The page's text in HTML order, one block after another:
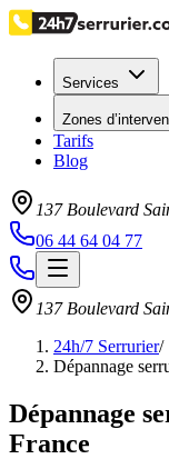
Services
Zones
Tarifs
Blog
137 Boulevard
06 44 64 04 77
137 Boulevard
24h/7 Serrurier/
Dépannage
Dépannage
France